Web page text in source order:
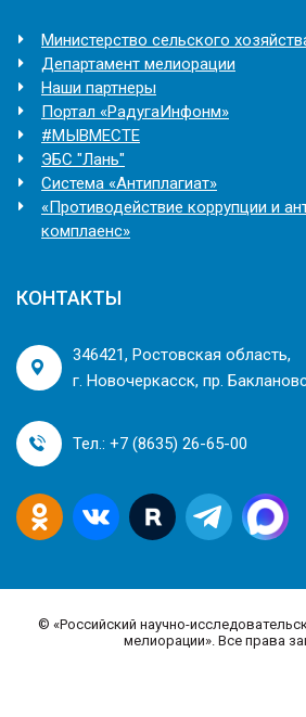
Министерство сельского
Департамент мелиорации
Наши партнеры
Портал «РадугаИнфонм»
#МЫВМЕСТЕ
ЭБС "Лань"
Система «Антиплагиат»
«Противодействие коррупции и
комплаенс»
КОНТАКТЫ
346421, Ростовская область,
г. Новочеркасск, пр.
Тел.: +7 (8635) 26-65-00
© «Российский научно-
мелиорации». Все права